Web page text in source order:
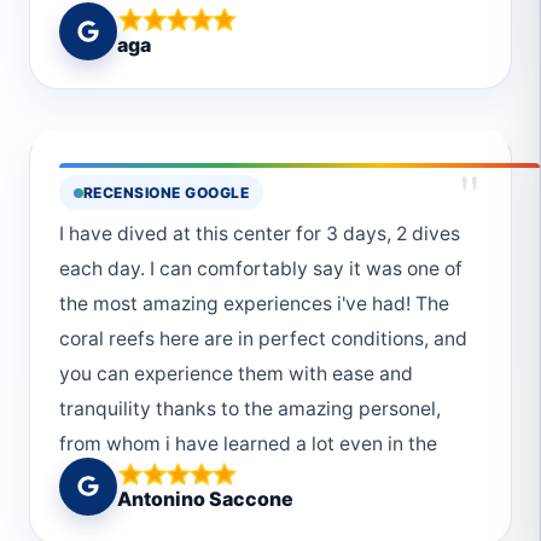
przeżyciem, które polecam każdemu
wybierającemu się do Marsa Alam. Do
zobaczenia 😄
aga
RECENSIONE GOOGLE "
I have dived at this center for 3 days, 2 dives
each day. I can comfortably say it was one of
the most amazing experiences i've had! The
coral reefs here are in perfect conditions, and
you can experience them with ease and
tranquility thanks to the amazing personel,
from whom i have learned a lot even in the
short time i stayed. All the gear is in great
conditions and all check have been made.
Antonino Saccone